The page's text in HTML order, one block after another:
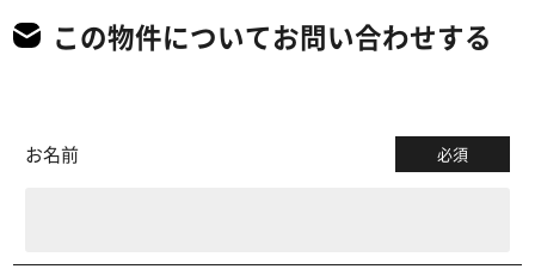
この物件についてお問い合わせする
お名前 必須